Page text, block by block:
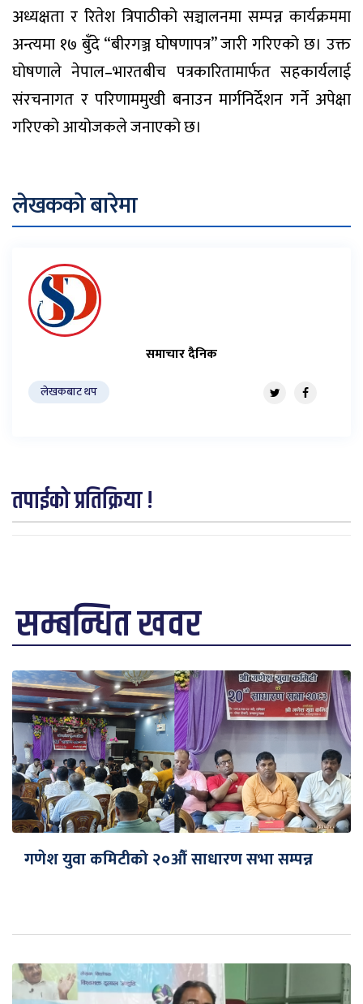
अध्यक्षता र रितेश त्रिपाठीको सञ्चालनमा सम्पन्न कार्यक्रममा
अन्त्यमा १७ बुँदे “बीरगञ्ज घोषणापत्र” जारी गरिएको छ। उक्त
घोषणाले नेपाल–भारतबीच पत्रकारितामार्फत सहकार्यलाई
संरचनागत र परिणाममुखी बनाउन मार्गनिर्देशन गर्ने अपेक्षा
गरिएको आयोजकले जनाएको छ।
लेखकको बारेमा
समाचार दैनिक
लेखकबाट थप
तपाईको प्रतिक्रिया !
सम्बन्धित खवर
गणेश युवा कमिटीको २०औँ साधारण सभा सम्पन्न